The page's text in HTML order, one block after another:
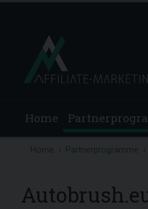
Home
Home Partnerprogramme